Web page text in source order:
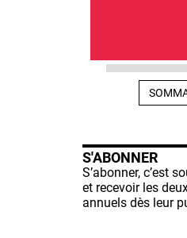
S'ABONNER
S’abonner, c’est
et recevoir les
annuels dès leur